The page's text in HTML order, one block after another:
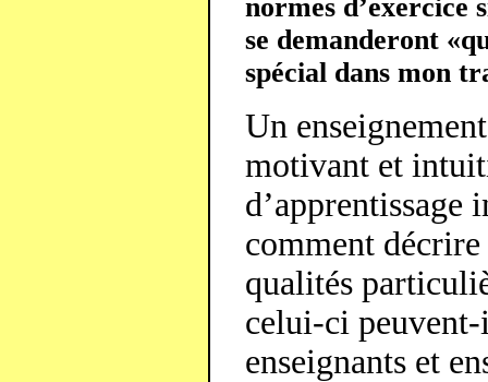
normes d’exercice
se demanderont
spécial dans mon
Un
motivant et
d’apprentissage
comment décrire
qualités
celui-ci
enseignants et